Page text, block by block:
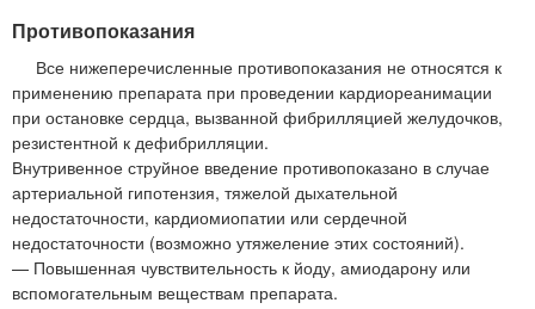
Противопоказания
Все нижеперечисленные противопоказания не относятся к
применению препарата при проведении кардиореанимации
при остановке сердца, вызванной фибрилляцией желудочков,
резистентной к дефибрилляции.
Внутривенное струйное введение противопоказано в случае
артериальной гипотензия, тяжелой дыхательной
недостаточности, кардиомиопатии или сердечной
недостаточности (возможно утяжеление этих состояний).
— Повышенная чувствительность к йоду, амиодарону или
вспомогательным веществам препарата.